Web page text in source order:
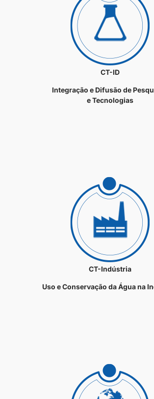
CT-ID
Integração e Difusão de
e Tecnologias
CT-Indústria
Uso e Conservação da Água na